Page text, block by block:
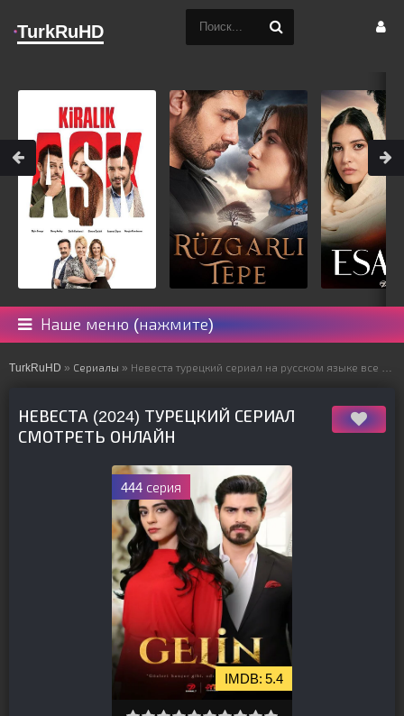
Наше меню (нажмите)
TurkRuHD » Сериалы » Невеста турецкий сериал на русском языке все серии смотреть онлайн бесплатно подряд
НЕВЕСТА (2024) ТУРЕЦКИЙ СЕРИАЛ
СМОТРЕТЬ ОНЛАЙН
444 серия
5.4
TurkRuHD